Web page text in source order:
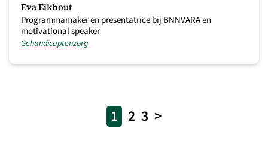
Eva Eikhout
Programmamaker en presentatrice bij BNNVARA en
motivational speaker
Gehandicaptenzorg
1 2 3 >